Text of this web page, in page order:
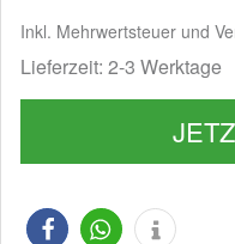
Inkl. Mehrwertsteuer und
Lieferzeit: 2-3 Werktage